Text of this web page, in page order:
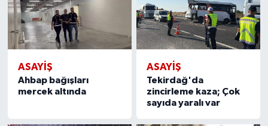
ASAYİŞ
Ahbap bağışları
mercek altında
ASAYİŞ
Tekirdağ'da
zincirleme kaza; Çok
sayıda yaralı var